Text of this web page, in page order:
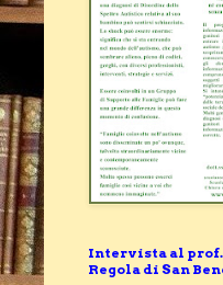
Intervista al
Regola di San